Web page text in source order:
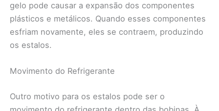
gelo pode causar a expansão dos componentes
plásticos e metálicos. Quando esses componentes
esfriam novamente, eles se contraem, produzindo
os estalos.
Movimento do Refrigerante
Outro motivo para os estalos pode ser o